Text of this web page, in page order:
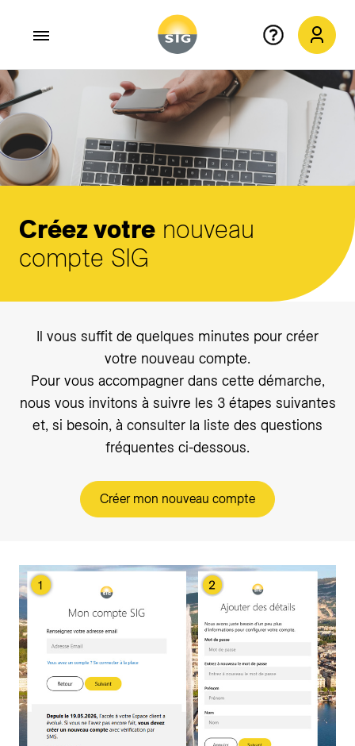
Aller au contenu principal
Créez votre nouveau
compte SIG
Il vous suffit de quelques minutes pour créer
votre nouveau compte.
Pour vous accompagner dans cette démarche,
nous vous invitons à suivre les 3 étapes suivantes
et, si besoin, à consulter la liste des questions
fréquentes ci-dessous.
Créer mon nouveau compte